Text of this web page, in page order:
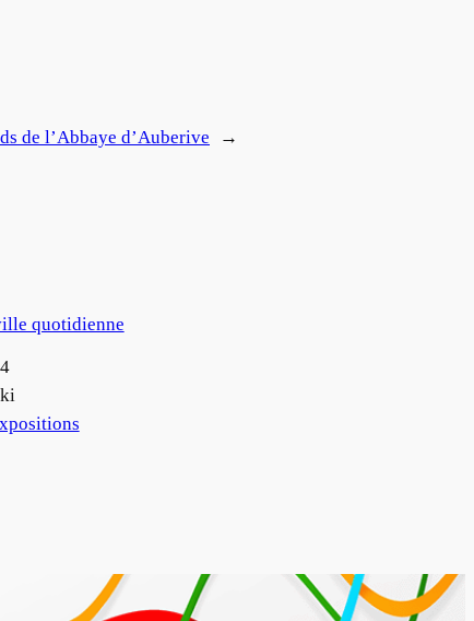
de l’Abbaye d’Auberive →
quotidienne